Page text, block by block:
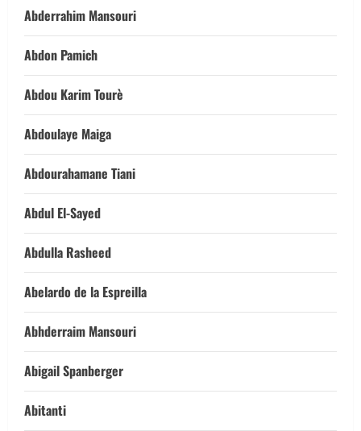
Abderrahim Mansouri
Abdon Pamich
Abdou Karim Tourè
Abdoulaye Maiga
Abdourahamane Tiani
Abdul El-Sayed
Abdulla Rasheed
Abelardo de la Espreilla
Abhderraim Mansouri
Abigail Spanberger
Abitanti